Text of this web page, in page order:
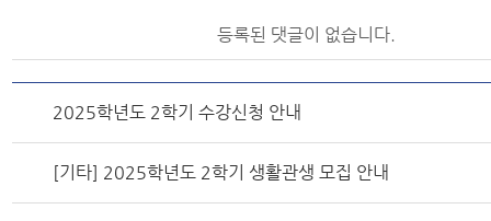
등록된 댓글이 없습니다.
2025학년도 2학기 수강신청 안내
[기타] 2025학년도 2학기 생활관생 모집 안내